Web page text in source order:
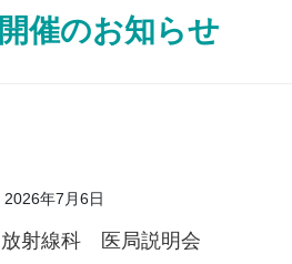
開催のお知らせ
2026年7月6日
放射線科 医局説明会